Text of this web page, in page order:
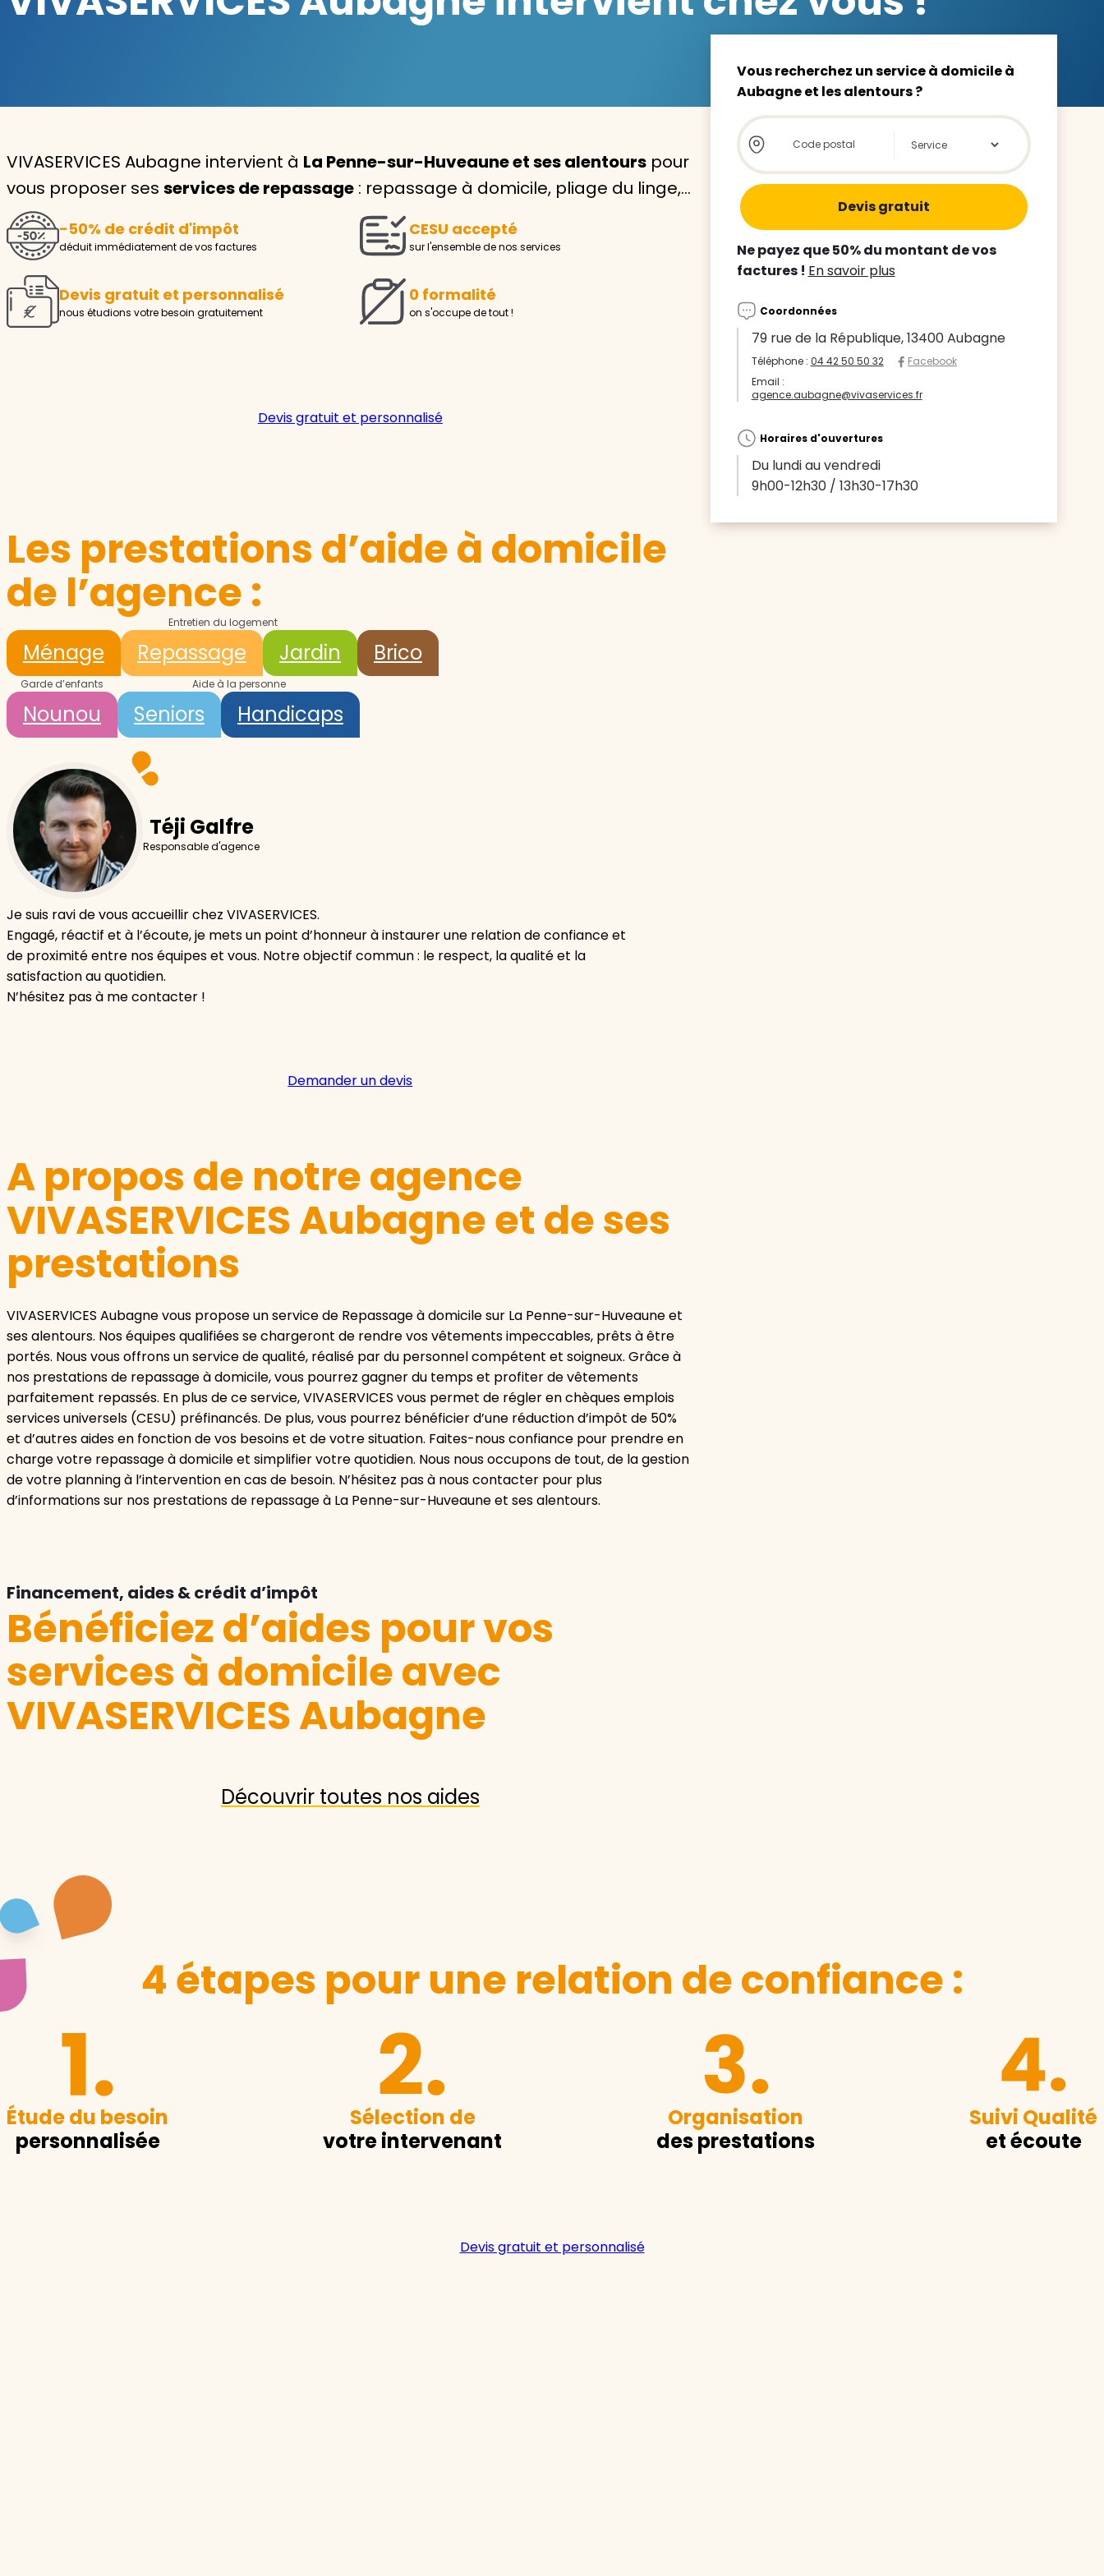
Aide à la personne
Handicaps
Voir tous les services
Avec VIVASERVICES, trouvez le
service à domicile qui vous
correspond !
Pour l’entretien de votre logement, la garde de votre enfant
ou l’accompagnement d’un parent, nos intervenants à
domicile sont là pour vous épauler.
Trouver mon agence
VIVASERVICES Aubagne intervient à La Penne-sur-Huveaune et ses alentours pour
vous proposer ses services de repassage : repassage à domicile, pliage du linge,…
-50% de crédit d'impôt
déduit immédiatement de vos factures
CESU accepté
sur l'ensemble de nos services
Devis gratuit et personnalisé
nous étudions votre besoin gratuitement
0 formalité
on s'occupe de tout !
Devis gratuit et personnalisé
Les prestations d’aide à domicile
de l’agence :
Entretien du logement
Ménage Repassage Jardin Brico
Garde d’enfants
Nounou
Aide à la personne
Seniors Handicaps
Téji Galfre
Responsable d'agence
Je suis ravi de vous accueillir chez VIVASERVICES.
Engagé, réactif et à l’écoute, je mets un point d’honneur à instaurer une relation de confiance et
de proximité entre nos équipes et vous. Notre objectif commun : le respect, la qualité et la
satisfaction au quotidien.
N’hésitez pas à me contacter !
Demander un devis
A propos de notre agence
VIVASERVICES Aubagne et de ses
prestations
VIVASERVICES Aubagne vous propose un service de Repassage à domicile sur La Penne-sur-Huveaune et
ses alentours. Nos équipes qualifiées se chargeront de rendre vos vêtements impeccables, prêts à être
portés. Nous vous offrons un service de qualité, réalisé par du personnel compétent et soigneux. Grâce à
nos prestations de repassage à domicile, vous pourrez gagner du temps et profiter de vêtements
parfaitement repassés. En plus de ce service, VIVASERVICES vous permet de régler en chèques emplois
services universels (CESU) préfinancés. De plus, vous pourrez bénéficier d’une réduction d’impôt de 50%
et d’autres aides en fonction de vos besoins et de votre situation. Faites-nous confiance pour prendre en
charge votre repassage à domicile et simplifier votre quotidien. Nous nous occupons de tout, de la gestion
de votre planning à l’intervention en cas de besoin. N’hésitez pas à nous contacter pour plus
d’informations sur nos prestations de repassage à La Penne-sur-Huveaune et ses alentours.
Financement, aides & crédit d’impôt
Bénéficiez d’aides pour vos
services à domicile avec
VIVASERVICES Aubagne
Découvrir toutes nos aides
Vous recherchez un service à domicile à
Aubagne et les alentours ?
Store locator global - Autocompletion
Rechercher
Ne payez que 50% du montant de vos
factures ! En savoir plus
Coordonnées
79 rue de la République, 13400 Aubagne
Téléphone : 04 42 50 50 32
Facebook
Email :
agence.aubagne@vivaservices.fr
Horaires d'ouvertures
Du lundi au vendredi
9h00-12h30 / 13h30-17h30
4 étapes pour une relation de confiance :
Étude du besoin
personnalisée
Sélection de
votre intervenant
Organisation
des prestations
Suivi Qualité
et écoute
Devis gratuit et personnalisé